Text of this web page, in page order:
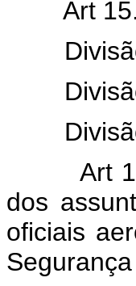
Art 15.
Divisão
Divisão
Divisão
Art 16.
dos
oficiais